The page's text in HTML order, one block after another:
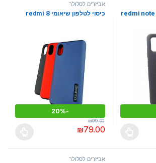
כיסוי לטלפון שיאומי redmi note
אביזרים לסלולר
כיסוי לטלפון שיאומי redmi 8
-
20%
₪79.00
₪99.00
אביזרים לסלולר